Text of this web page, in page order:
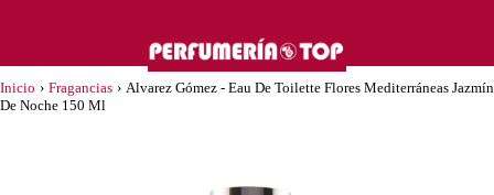
Inicio › Fragancias › Alvarez Gómez - Eau De Toilette Flores Mediterráneas Jazmín
De Noche 150 Ml